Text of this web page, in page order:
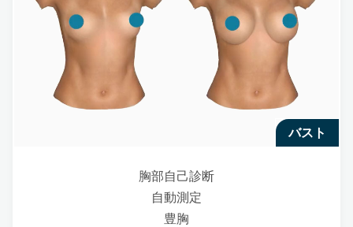
バスト
胸部自己診断
自動測定
豊胸